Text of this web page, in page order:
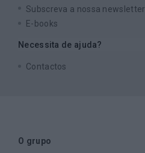
Subscreva a nossa newsletter
E-books
Necessita de ajuda?
Contactos
O grupo